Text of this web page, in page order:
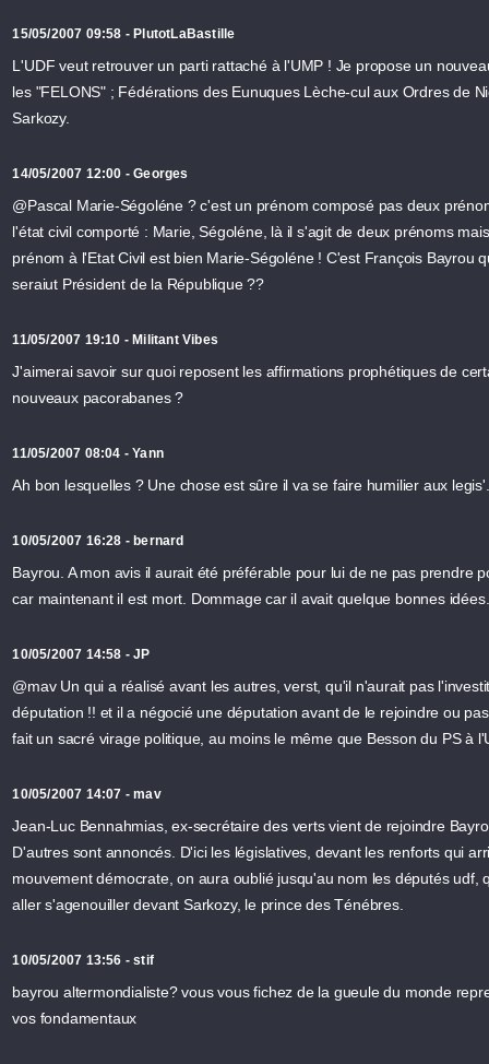
15/05/2007 09:58 - PlutotLaBastille
L'UDF veut retrouver un parti rattaché à l'UMP ! Je propose un
les "FELONS" ; Fédérations des Eunuques Lèche-cul aux Ordres de
Sarkozy.
14/05/2007 12:00 - Georges
@Pascal Marie-Ségoléne ? c'est un prénom composé pas deux
l'état civil comporté : Marie, Ségoléne, là il s'agit de deux prénoms
prénom à l'Etat Civil est bien Marie-Ségoléne ! C'est François Bayrou
seraiut Président de la République ??
11/05/2007 19:10 - Militant Vibes
J'aimerai savoir sur quoi reposent les affirmations prophétiques de
nouveaux pacorabanes ?
11/05/2007 08:04 - Yann
Ah bon lesquelles ? Une chose est sûre il va se faire humilier aux
10/05/2007 16:28 - bernard
Bayrou. A mon avis il aurait été préférable pour lui de ne pas prendre
car maintenant il est mort. Dommage car il avait quelque bonnes idées.
10/05/2007 14:58 - JP
@mav Un qui a réalisé avant les autres, verst, qu'il n'aurait pas
députation !! et il a négocié une députation avant de le rejoindre ou
fait un sacré virage politique, au moins le même que Besson du PS à
10/05/2007 14:07 - mav
Jean-Luc Bennahmias, ex-secrétaire des verts vient de rejoindre
D'autres sont annoncés. D'ici les législatives, devant les renforts qui
mouvement démocrate, on aura oublié jusqu'au nom les députés udf,
aller s'agenouiller devant Sarkozy, le prince des Ténébres.
10/05/2007 13:56 - stif
bayrou altermondialiste? vous vous fichez de la gueule du monde
vos fondamentaux